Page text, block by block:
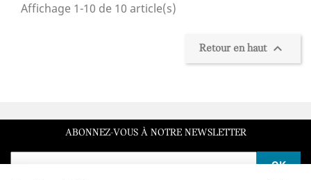
Affichage 1-10 de 10 article(s)
Retour en haut 
ABONNEZ-VOUS À NOTRE NEWSLETTER